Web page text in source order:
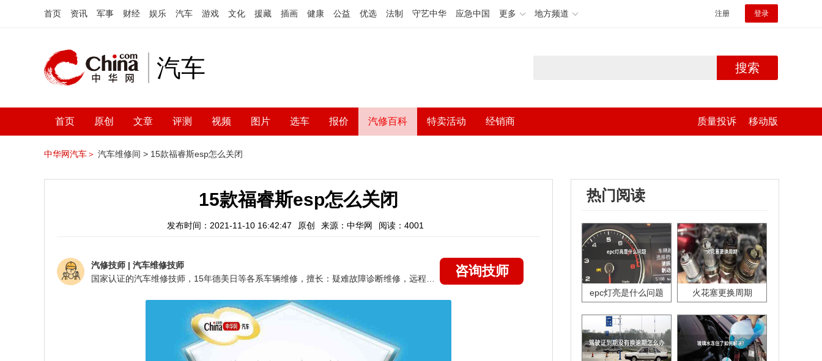
首页 资讯 军事 财经 娱乐 汽车 游戏 文化 援藏 插画 健康 公益 优选 法制 守艺中华 应急中国 更多 地方频道 注册 登录
汽车 搜索
首页 原创 文章 评测 视频 图片 选车 报价 汽修百科 特卖活动 经销商 质量投诉 移动版
中华网汽车＞ 汽车维修间 > 15款福睿斯esp怎么关闭
15款福睿斯esp怎么关闭
发布时间：2021-11-10 16:42:47 原创 来源：中华网 阅读：4001
汽修技师 | 汽车维修技师
咨询技师
热门阅读
epc灯亮是什么问题 火花塞更换周期